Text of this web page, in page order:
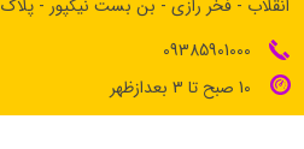
انقلاب - فخر رازی - بن بست نیکپور - پلاک 5
09385901000
10 صبح تا 3 بعدازظهر